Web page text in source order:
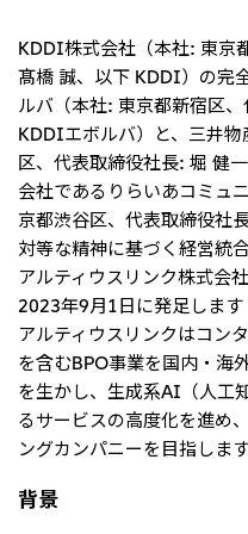
すべては、志からはじま
る。
会社案内 会
2021年
2020年
2019年
2018年
2026.8.4 適時開示
従業員向け株式報酬制度の継続
2026.8.4 リリース
令和8年熊本地震被害に対する
2026.8.4 適時開示
2027年3月期第1四半期決算
Social
Governance
マテリアリティ
イニシアティブへの参画
三井物産の人材マネジメント
三井物産の森
社会貢献活動
ライブラリー
「三井物産の森」LEAPアプローチ
TCFDに基づく情報開示
サステナビリティレポー
統
トップ
IR最新情報
経営方針・戦略
財務・業績情報
IR資料室
IR説明会
個人株主・投資家の皆様へ
株主・株式基本情報
IRカレンダー
IRサポート
決算短信・決算情報 統
Careers
トップ
三井物産について
採用情報
本店新卒採用・キャリア採用
グループ会社採用情報
Network Website
トップ
日本
三井物産株式会社（本店）
北米
米国三井物産株式会社
カナダ三井物産株式会社
Social Media
InstagramTwitter
KDDI株式会社（本社: 東京
髙橋 誠、以下 KDDI）の完
ルバ（本社: 東京都新宿区
KDDIエボルバ）と、三井
区、代表取締役社長: 堀 健
会社であるりらいあコミュ
京都渋谷区、代表取締役社
対等な精神に基づく経営統
アルティウスリンク株式会
2023年9月1日に発足します
アルティウスリンクはコン
を含むBPO事業を国内・海
を生かし、生成系AI（人工
るサービスの高度化を進め
ングカンパニーを目指します
背景